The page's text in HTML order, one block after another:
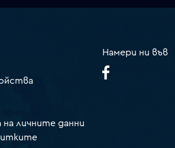
личните данни
Намери ни във